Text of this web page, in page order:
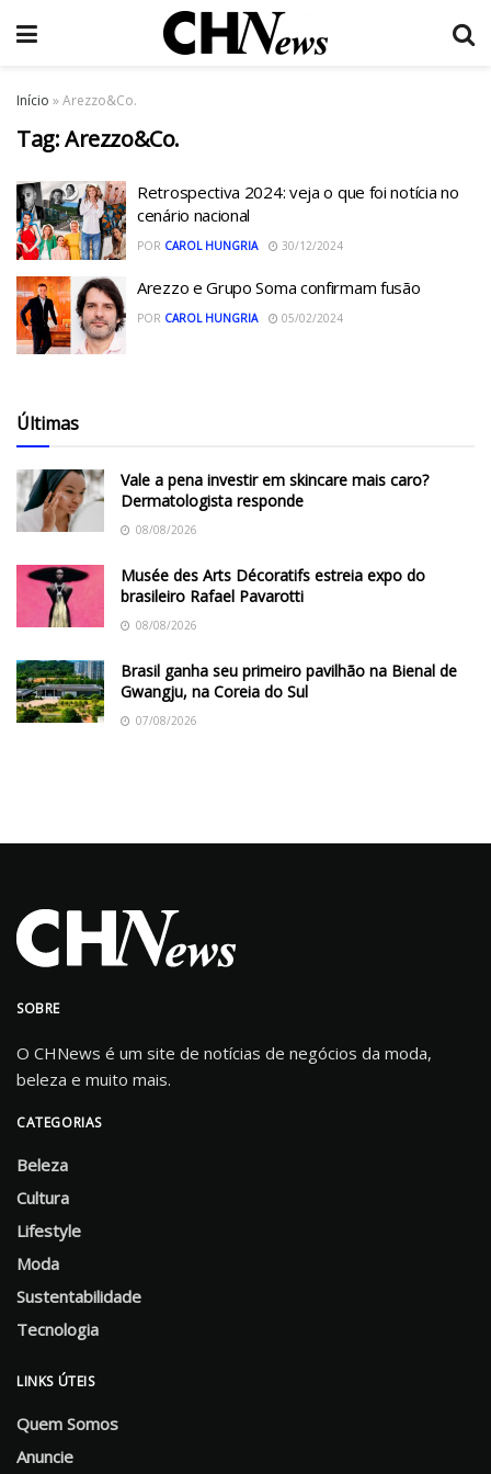
Início »Arezzo&Co.
Tag:Arezzo&Co.
Retrospectiva 2024: veja o que foi notícia no
cenário nacional
POR CAROL HUNGRIA 30/12/2024
Arezzo e Grupo Soma confirmam fusão
POR CAROL HUNGRIA 05/02/2024
Últimas
Vale a pena investir em skincare mais caro?
Dermatologista responde
08/08/2026
Musée des Arts Décoratifs estreia expo do
brasileiro Rafael Pavarotti
08/08/2026
Brasil ganha seu primeiro pavilhão na Bienal de
Gwangju, na Coreia do Sul
07/08/2026
SOBRE
O CHNews é um site de notícias de negócios da moda,
beleza e muito mais.
CATEGORIAS
Beleza
Cultura
Lifestyle
Moda
Sustentabilidade
Tecnologia
LINKS ÚTEIS
Quem Somos
Anuncie